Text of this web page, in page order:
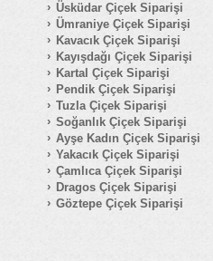
Üsküdar Çiçek Siparişi
Ümraniye Çiçek Siparişi
Kavacık Çiçek Siparişi
Kayışdağı Çiçek Siparişi
Kartal Çiçek Siparişi
Pendik Çiçek Siparişi
Tuzla Çiçek Siparişi
Soğanlık Çiçek Siparişi
Ayşe Kadın Çiçek Siparişi
Yakacık Çiçek Siparişi
Çamlıca Çiçek Siparişi
Dragos Çiçek Siparişi
Göztepe Çiçek Siparişi